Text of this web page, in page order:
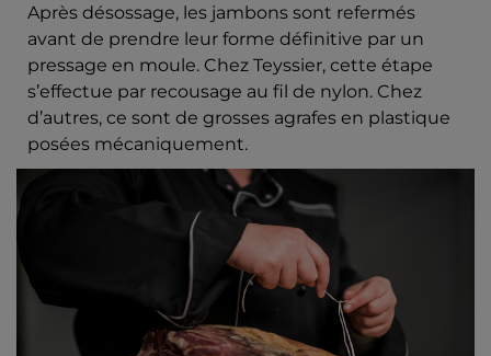
Après désossage, les jambons sont refermés
avant de prendre leur forme définitive par un
pressage en moule. Chez Teyssier, cette étape
s’effectue par recousage au fil de nylon. Chez
d’autres, ce sont de grosses agrafes en plastique
posées mécaniquement.